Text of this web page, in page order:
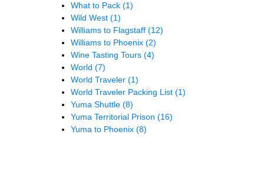
What to Pack (1)
Wild West (1)
Williams to Flagstaff (12)
Williams to Phoenix (2)
Wine Tasting Tours (4)
World (7)
World Traveler (1)
World Traveler Packing List (1)
Yuma Shuttle (8)
Yuma Territorial Prison (16)
Yuma to Phoenix (8)